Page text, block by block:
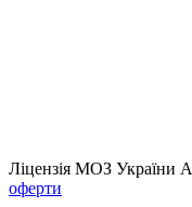
Ліцензія МОЗ України
оферти